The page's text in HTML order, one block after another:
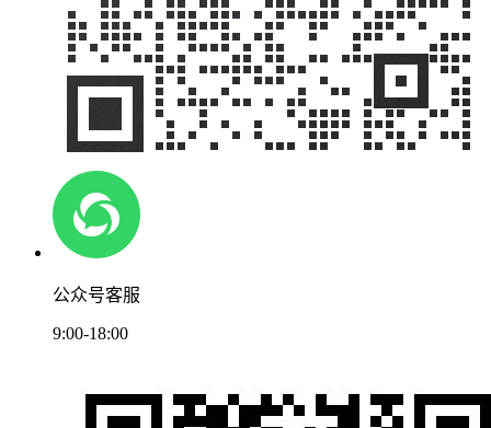
公众号客服
9:00-18:00